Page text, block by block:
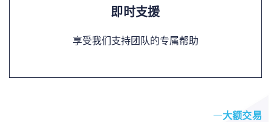
即时支援
享受我们支持团队的专属帮助
大额交易